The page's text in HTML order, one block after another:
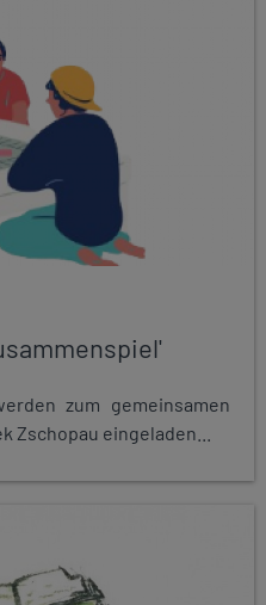
zum gemeinsamen
Zschopau eingeladen...